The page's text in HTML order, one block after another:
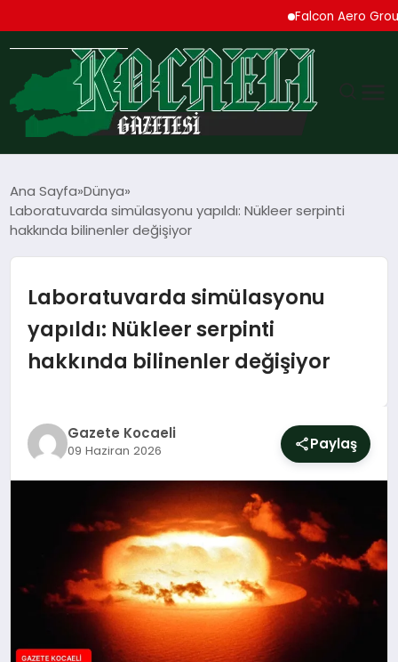
Falcon Aero Group,
TEKNOLOJI
MAGAZIN
YAŞAM
EĞITIM
Ana Sayfa Dünya
Laboratuvarda simülasyonu yapıldı: Nükleer serpinti
hakkında bilinenler değişiyor
Laboratuvarda simülasyonu
yapıldı: Nükleer serpinti
hakkında bilinenler değişiyor
Gazete Kocaeli
09 Haziran 2026 Paylaş